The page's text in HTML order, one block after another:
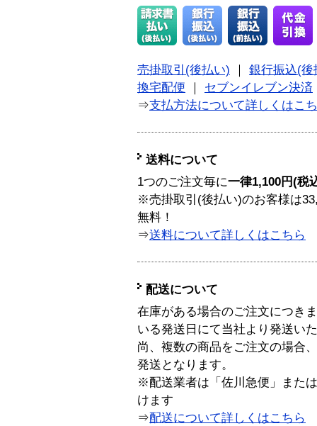
売掛取引(後払い)
銀行振込(後
換宅配便
セブンイレブン決済
⇒支払方法について詳しくはこ
送料について
1つのご注文毎に一律1,100円(税
※売掛取引(後払い)のお客様は
無料！
⇒送料について詳しくはこちら
配送について
在庫がある場合のご注文につき
いる発送日にて当社より発送い
尚、複数の商品をご注文の場合
発送となります。
※配送業者は「佐川急便」また
けます
⇒配送について詳しくはこちら